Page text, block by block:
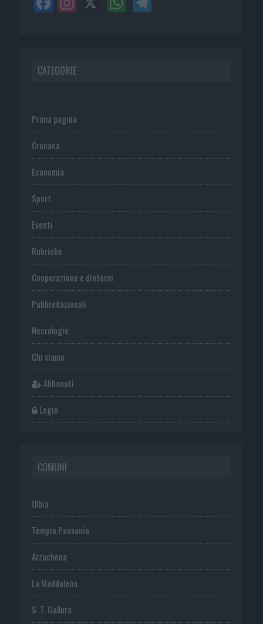
CATEGORIE
Prima pagina
Cronaca
Economia
Sport
Eventi
Rubriche
Cooperazione e dintorni
Publiredazionali
Necrologie
Chi siamo
Abbonati
Login
COMUNI
Olbia
Tempio Pausania
Arzachena
La Maddalena
S. T. Gallura